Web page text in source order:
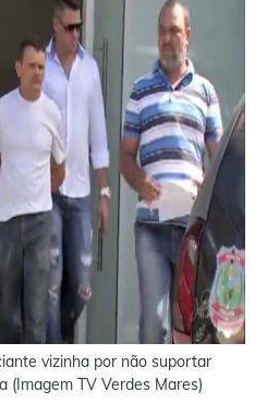
vizinha por não suportar
(Imagem TV Verdes Mares)